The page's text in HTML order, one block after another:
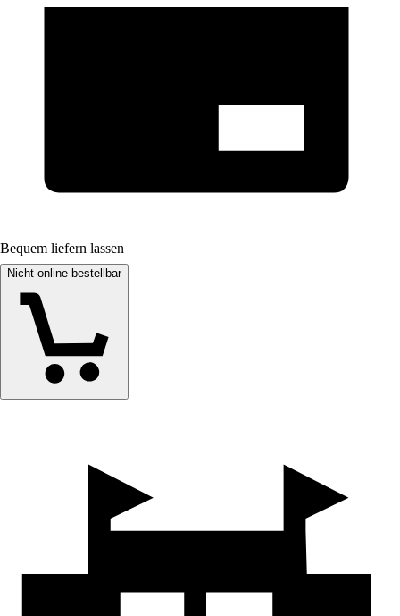
Bequem liefern lassen
Nicht online bestellbar